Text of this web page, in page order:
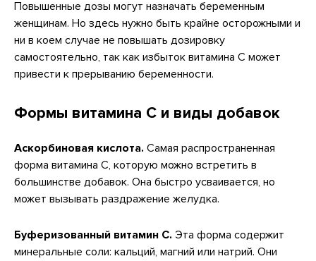
Повышенные дозы могут назначать беременным
женщинам. Но здесь нужно быть крайне осторожными и
ни в коем случае не повышать дозировку
самостоятельно, так как избыток витамина С может
привести к прерыванию беременности.
Формы витамина С и виды добавок
Аскорбиновая кислота. Самая распространенная
форма витамина С, которую можно встретить в
большинстве добавок. Она быстро усваивается, но
может вызывать раздражение желудка.
Буферизованный витамин С. Эта форма содержит
минеральные соли: кальций, магний или натрий. Они